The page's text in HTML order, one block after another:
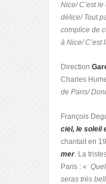
Nice/ C’est
délice/ Tout
complice de
à Nice/ C’est
Direction
Charles
de Paris/
François
ciel, le soleil
chantait en
mer. La
Paris : «
seras très